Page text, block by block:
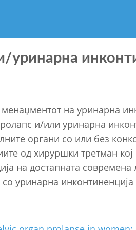
уринарна
на уринарна
и/или уринарна
органи со или без
од хируршки третман
на достапната
уринарна